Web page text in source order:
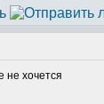
не хочется